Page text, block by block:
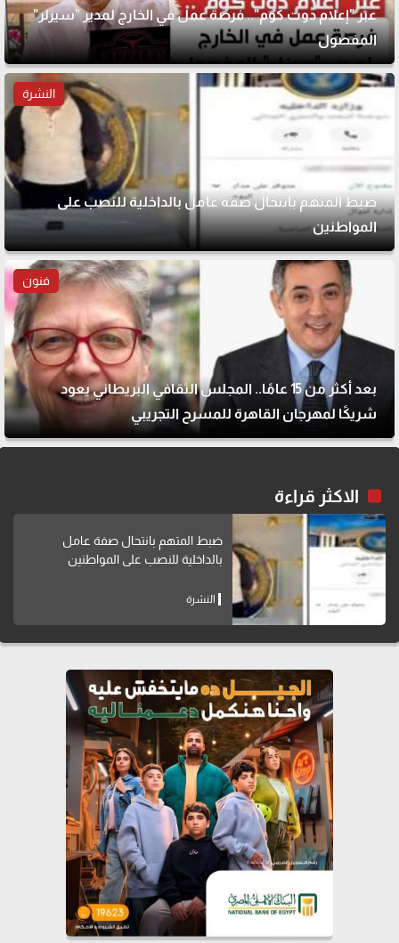
عبر "إعلام دوت كوم".. فرصة عمل في الخارج لمدير "سيزلر"
المفصول
النشرة
ضبط المتهم بانتحال صفة عامل بالداخلية للنصب على
المواطنين
فنون
بعد أكثر من 15 عامًا.. المجلس الثقافي البريطاني يعود
شريكًا لمهرجان القاهرة للمسرح التجريبي
الاكثر قراءة
ضبط المتهم بانتحال صفة عامل
بالداخلية للنصب على المواطنين
النشرة